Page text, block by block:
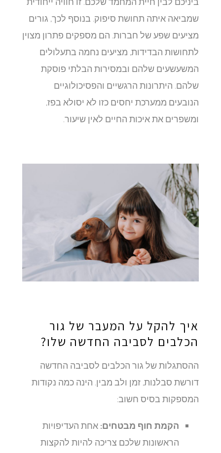
שמביאה איתה תחושת סיפוק. בנוסף לכך, גורים
מציעים שפע של חברות. הם מספקים פתרון מצוין
לתחושות הבדידות, מציעים נחמה בתעלולים
המשעשעים שלהם ובמסירות הבלתי פוסקת
שלהם. היתרונות הרגשיים והפסיכולוגיים
הנובעים ממערכת יחסים כזו לא יסולא בפז,
ומשפרים את איכות החיים לאין שיעור.
איך להקל על המעבר של גור
הכלבים לסביבה החדשה שלו?
ההסתגלות של גור הכלבים לסביבה החדשה
דורשת סבלנות, זמן ולב מבין. הינה כמה נקודות
המספקות בסיס חשוב:
הקמת חוף מבטחים:אחת העדיפויות
הראשונות שלכם צריכה להיות להקצות